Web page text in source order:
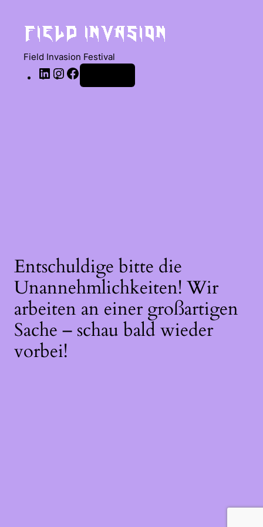
Field Invasion Festival
Entschuldige bitte die
Unannehmlichkeiten! Wir
arbeiten an einer großartigen
Sache – schau bald wieder
vorbei!